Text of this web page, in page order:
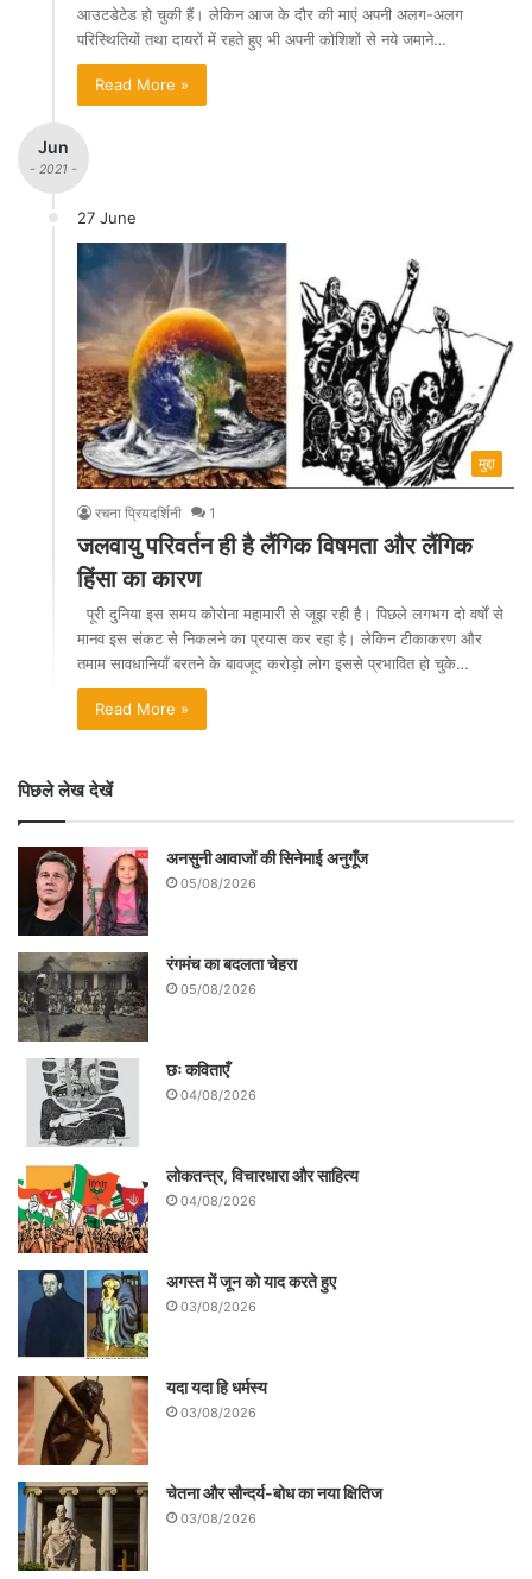
आउटडेटेड हो चुकी हैं। लेकिन आज के दौर की माएं अपनी अलग-अलग
परिस्थितियों तथा दायरों में रहते हुए भी अपनी कोशिशों से नये जमाने…
Read More »
Jun
- 2021 -
27 June
मुद्दा
रचना प्रियदर्शिनी 1
जलवायु परिवर्तन ही है लैंगिक विषमता और लैंगिक
हिंसा का कारण
पूरी दुनिया इस समय कोरोना महामारी से जूझ रही है। पिछले लगभग दो वर्षों से
मानव इस संकट से निकलने का प्रयास कर रहा है। लेकिन टीकाकरण और
तमाम सावधानियाँ बरतने के बावजूद करोड़ो लोग इससे प्रभावित हो चुके…
Read More »
पिछले लेख देखें
अनसुनी आवाजों की सिनेमाई अनुगूँज
05/08/2026
रंगमंच का बदलता चेहरा
05/08/2026
छः कविताएँ
04/08/2026
लोकतन्त्र, विचारधारा और साहित्य
04/08/2026
अगस्त में जून को याद करते हुए
03/08/2026
यदा यदा हि धर्मस्य
03/08/2026
चेतना और सौन्दर्य-बोध का नया क्षितिज
03/08/2026